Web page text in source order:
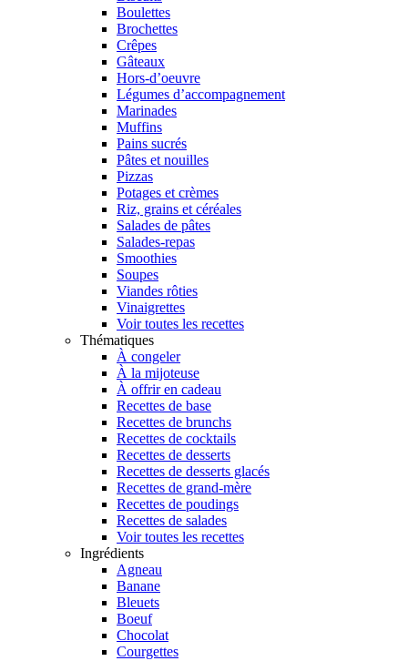
Boulettes
Brochettes
Crêpes
Gâteaux
Hors-d’oeuvre
Légumes d’accompagnement
Marinades
Muffins
Pains sucrés
Pâtes et nouilles
Pizzas
Potages et crèmes
Riz, grains et céréales
Salades de pâtes
Salades-repas
Smoothies
Soupes
Viandes rôties
Vinaigrettes
Voir toutes les recettes
Thématiques
À congeler
À la mijoteuse
À offrir en cadeau
Recettes de base
Recettes de brunchs
Recettes de cocktails
Recettes de desserts
Recettes de desserts glacés
Recettes de grand-mère
Recettes de poudings
Recettes de salades
Voir toutes les recettes
Ingrédients
Agneau
Banane
Bleuets
Boeuf
Chocolat
Courgettes